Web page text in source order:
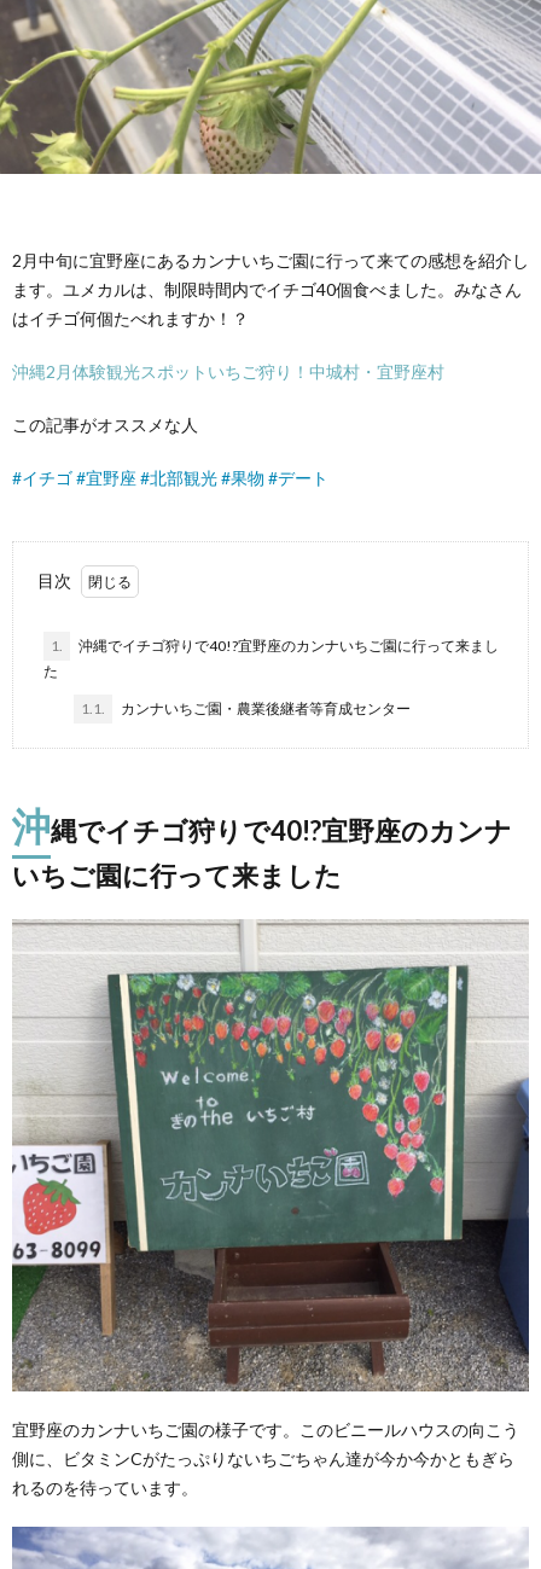
2月中旬に宜野座にあるカンナいちご園に行って来ての感想を紹介し
ます。ユメカルは、制限時間内でイチゴ40個食べました。みなさん
はイチゴ何個たべれますか！？
沖縄2月体験観光スポットいちご狩り！中城村・宜野座村
この記事がオススメな人
#イチゴ#宜野座 #北部観光#果物 #デート
目次
1.
沖縄でイチゴ狩りで40!?宜野座のカンナいちご園に行って来まし
た
1.1. カンナいちご園・農業後継者等育成センター
沖縄でイチゴ狩りで40!?宜野座のカンナ
いちご園に行って来ました
宜野座のカンナいちご園の様子です。このビニールハウスの向こう
側に、ビタミンCがたっぷりないちごちゃん達が今か今かともぎら
れるのを待っています。